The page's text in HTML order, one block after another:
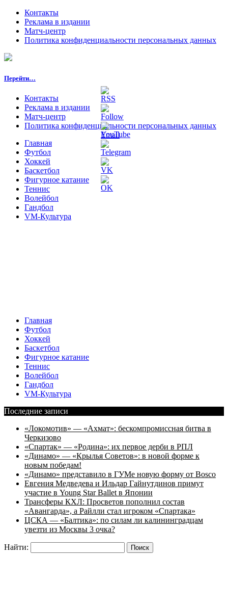
Контакты
Реклама в издании
Матч-центр
Политика конфиденциальности персональных данных
Перейти…
Контакты
Реклама в издании
Матч-центр
Политика конфиденциальности персональных данных
Главная
Футбол
Хоккей
Баскетбол
Фигурное катание
Теннис
Волейбол
Гандбол
VM-Культура
Главная
Футбол
Хоккей
Баскетбол
Фигурное катание
Теннис
Волейбол
Гандбол
VM-Культура
Последние записи
«Локомотив» — «Ахмат»: бескомпромиссная битва в
Черкизово
«Спартак» — «Родина»: их первое дерби в РПЛ
«Динамо» — «Крылья Советов»: в новой форме к
новым победам!
«Динамо» представило в ГУМе новую форму от Bosco
Евгения Медведева и Ильдар Гайнутдинов примут
участие в Young Star Ballet в Японии
Трансферы КХЛ: Просветов пополнил состав
«Авангарда», а Райлли стал игроком «Спартака»
ЦСКА — «Балтика»: по силам ли калининградцам
увезти из Москвы 3 очка?
Найти: